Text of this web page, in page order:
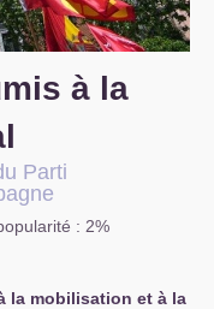
à la
Parti
: 2%
la mobilisation et à la